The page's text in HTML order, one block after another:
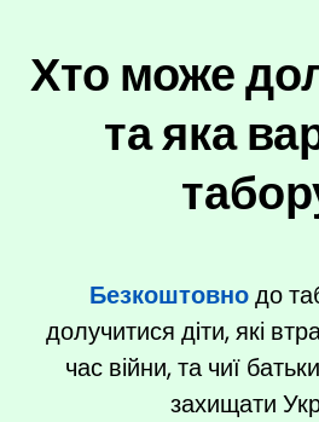
Хто може
та яка
Безкоштовнодо
долучитися дiти, які
час війни, та чиї
захищати